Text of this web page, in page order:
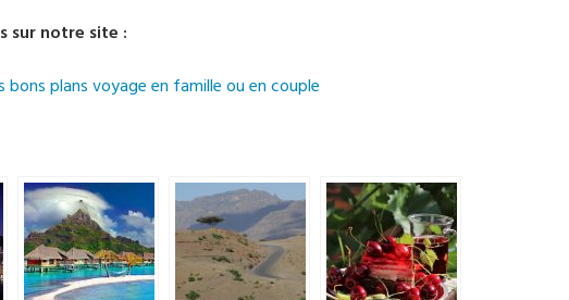
sur notre site :
plans voyage en famille ou en couple